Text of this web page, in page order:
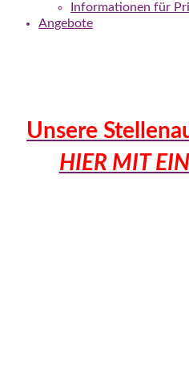
Informationen für
Angebote
Unsere S
HIER MIT